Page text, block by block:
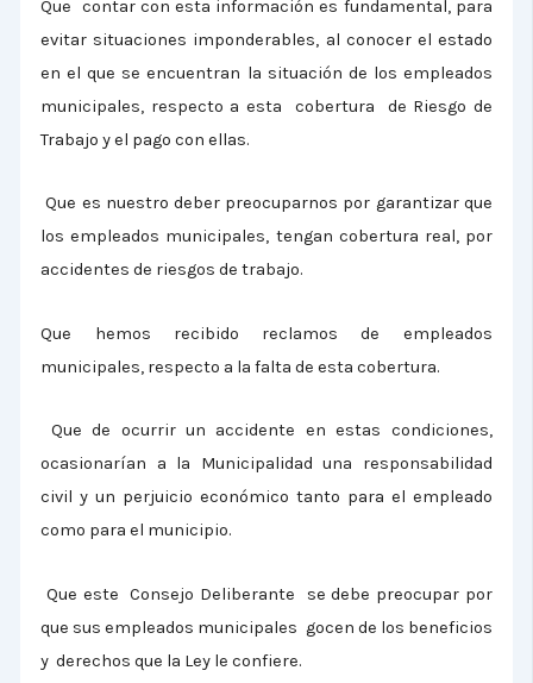
Que contar con esta información es fundamental, para
evitar situaciones imponderables, al conocer el estado
en el que se encuentran la situación de los empleados
municipales, respecto a esta cobertura de Riesgo de
Trabajo y el pago con ellas.
Que es nuestro deber preocuparnos por garantizar que
los empleados municipales, tengan cobertura real, por
accidentes de riesgos de trabajo.
Que hemos recibido reclamos de empleados
municipales, respecto a la falta de esta cobertura.
Que de ocurrir un accidente en estas condiciones,
ocasionarían a la Municipalidad una responsabilidad
civil y un perjuicio económico tanto para el empleado
como para el municipio.
Que este Consejo Deliberante se debe preocupar por
que sus empleados municipales gocen de los beneficios
y derechos que la Ley le confiere.